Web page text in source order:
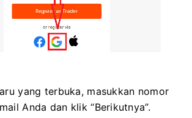
yang terbuka, masukkan nomor
Anda dan klik “Berikutnya”.